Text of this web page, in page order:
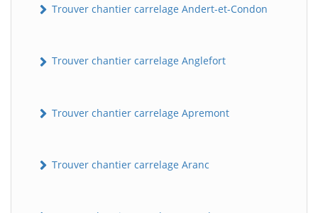
Trouver chantier carrelage Andert-et-Condon
Trouver chantier carrelage Anglefort
Trouver chantier carrelage Apremont
Trouver chantier carrelage Aranc